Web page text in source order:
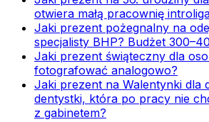
otwiera małą pracownię
Jaki prezent pożegnalny na
specjalisty BHP? Budżet
Jaki prezent świąteczny dla
fotografować analogowo?
Jaki prezent na Walentynki dla
dentystki, która po pracy nie
z gabinetem?